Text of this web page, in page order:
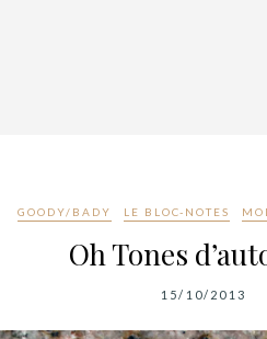
GOODY/BADY LE BLOC-NOTES
Oh Tones
15/10/2013